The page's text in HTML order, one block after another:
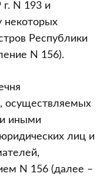
N 193 и
некоторых
Республики
N 156).
осуществляемых
иными
лиц и
N 156 (далее –